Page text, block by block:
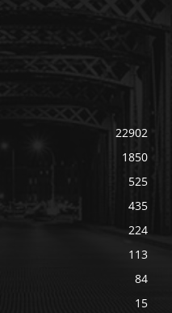
22902
1850
525
435
224
113
84
15